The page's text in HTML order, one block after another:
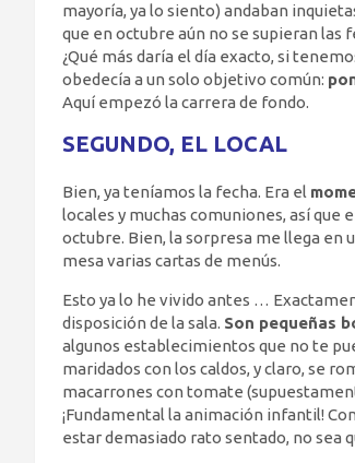
mayoría, ya lo siento) andaban
que en octubre aún no se supieran las
¿Qué más daría el día exacto, si
obedecía a un solo objetivo común:
Aquí empezó la carrera de fondo.
SEGUNDO, EL LOCAL
Bien, ya teníamos la fecha. Era el
locales y muchas comuniones, así que
octubre. Bien, la sorpresa me llega en
mesa varias cartas de menús.
Esto ya lo he vivido antes …
disposición de la sala. Son pequeñas
algunos establecimientos que no te
maridados con los caldos, y claro, se
macarrones con tomate
¡Fundamental la animación infantil!
estar demasiado rato sentado, no sea